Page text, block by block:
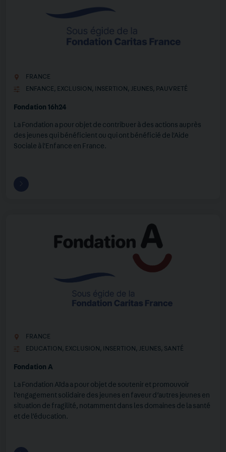
FRANCE
ENFANCE, EXCLUSION , INSERTION , JEUNES, PAUVRETÉ
Fondation 16h24
La Fondation a pour objet de contribuer à des actions auprès
des jeunes qui bénéficient ou qui ont bénéficié de l'Aide
Sociale à l'Enfance en France.
FRANCE
EDUCATION , EXCLUSION , INSERTION , JEUNES, SANTÉ
Fondation A
La Fondation Aïda a pour objet de soutenir et promouvoir
l’engagement solidaire des jeunes en faveur d’autres jeunes en
situation de fragilité, notamment dans les domaines de la santé
et de l’éducation.